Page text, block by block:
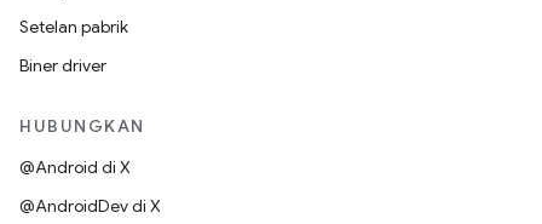
Setelan pabrik
Biner driver
HUBUNGKAN
@Android di X
@AndroidDev di X